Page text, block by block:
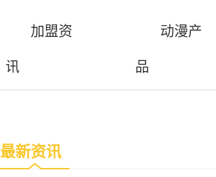
加盟资
讯
动漫产
品
最新资讯